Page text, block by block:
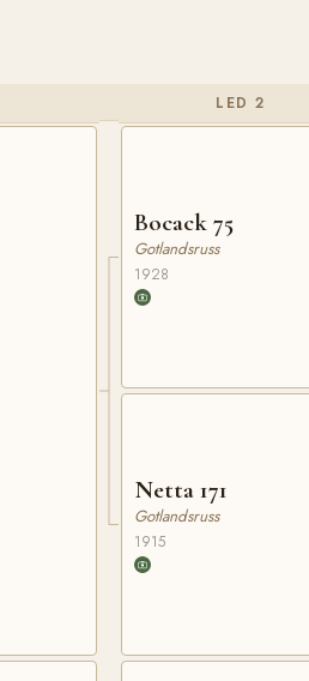
LED 2
Bocack 75
Gotlandsruss
1928
Netta 171
Gotlandsruss
1915